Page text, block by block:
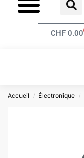
CHF0.00
Accueil / Électronique /